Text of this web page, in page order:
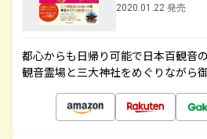
2020.01.22 発売
都心からも日帰り可能で日本百観音
観音霊場と三大神社をめぐりながら